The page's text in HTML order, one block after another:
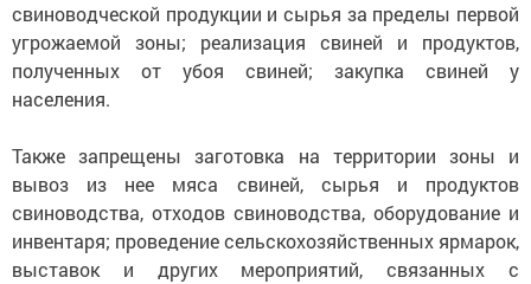
свиноводческой продукции и сырья за пределы первой
угрожаемой зоны; реализация свиней и продуктов,
полученных от убоя свиней; закупка свиней у
населения.
Также запрещены заготовка на территории зоны и
вывоз из нее мяса свиней, сырья и продуктов
свиноводства, отходов свиноводства, оборудование и
инвентаря; проведение сельскохозяйственных ярмарок,
выставок и других мероприятий, связанных с